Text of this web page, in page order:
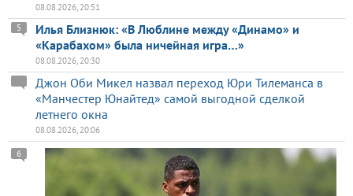
08.08.2026, 20:51
Илья Близнюк: «В Люблине между «Динамо» и
«Карабахом» была ничейная игра…»
5
08.08.2026, 20:30
Джон Оби Микел назвал переход Юри Тилеманса в
«Манчестер Юнайтед» самой выгодной сделкой
летнего окна
08.08.2026, 20:06
6